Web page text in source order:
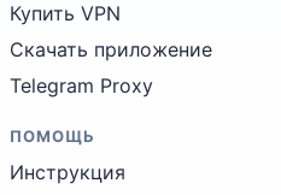
Купить VPN
Скачать приложение
Telegram Proxy
ПОМОЩЬ
Инструкция